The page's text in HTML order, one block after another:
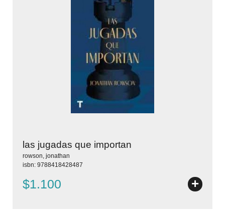
las jugadas que importan
rowson, jonathan
isbn: 9788418428487
$1.100 +